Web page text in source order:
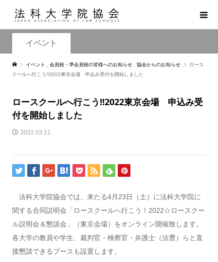
イベント
イベント 会員校・準会員校の皆様へのお知らせ 協会からのお知らせ
ロース
クールへ行こう!!2022東京会場 申込み受付を開始しました
ロースクールへ行こう!!2022東京会場 申込み受
付を開始しました
2022.03.11
法科大学院協会では、来たる4月23日（土）に法科大学院に
関する合同説明会「ロースクールへ行こう！2022☆ロースクー
ル説明会＆懇談会」（東京会場）をオンライン開催致します。
各大学の教員や学生、裁判官・検察官・弁護士（法曹）らと直
接懇談できるブースも設置します。